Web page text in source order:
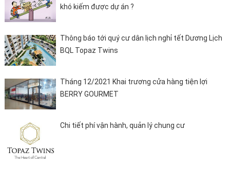
khó kiếm được dự án ?
Thông báo tới quý cư dân lịch nghỉ tết Dương Lịch
BQL Topaz Twins
Tháng 12/2021 Khai trương cửa hàng tiện lợi
BERRY GOURMET
Chi tiết phí vận hành, quản lý chung cư